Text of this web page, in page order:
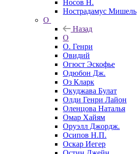
Носов Н.
Нострадамус Мишель
О
Назад
О
О. Генри
Овидий
Огюст Эскофье
Одюбон Дж.
Оз Кларк
Окуджава Булат
Олди Генри Лайон
Оленцова Наталья
Омар Хайям
Оруэлл Джордж.
Осипов Н.П.
Оскар Иегер